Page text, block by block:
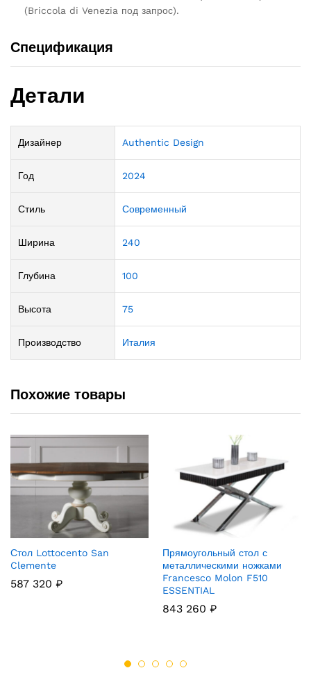
(Briccola di Venezia под запрос).
Спецификация
Детали
Дизайнер Authentic Design
Год 2024
Стиль Современный
Ширина 240
Глубина 100
Высота 75
Производство Италия
Похожие товары
Стол Lottocento San
Clemente
587 320 ₽
Прямоугольный стол с
металлическими ножками
Francesco Molon F510
ESSENTIAL
843 260 ₽